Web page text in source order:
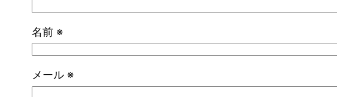
名前 ※
メール ※